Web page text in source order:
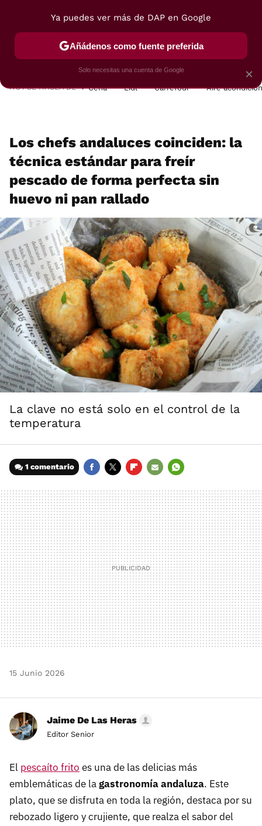
POSTRES VIAJES SELECCIÓN VEGUI
HOY SE HABLA DE Cena Lidl Carrefour Aire
Los chefs andaluces coinciden: la
técnica estándar para freír
pescado de forma perfecta sin
huevo ni pan rallado
La clave no está solo en el control de la
temperatura
1 comentario
MAIL
15 Junio 2026
Jaime De Las Heras
Editor Senior
El pescaíto frito es una de las delicias más
emblemáticas de lagastronomía andaluza. Este
plato, que se disfruta en toda la región, destaca por su
rebozado ligero y crujiente, que realza el sabor del
×
Ya puedes ver más de DAP en Google
Añádenos como fuente preferida
Solo necesitas una cuenta de Google